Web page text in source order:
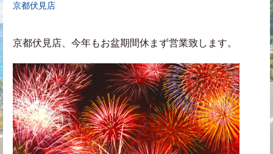
京都伏見店
京都伏見店、今年もお盆期間休まず営業致します。